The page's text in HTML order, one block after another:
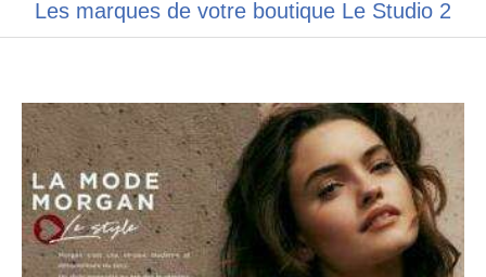
Les marques de votre boutique Le Studio 2